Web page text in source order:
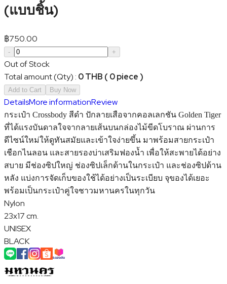
(แบบชิ้น)
฿750.00
- +
Out of Stock
Total amount (Qty) : 0 THB ( 0 piece )
Add to Cart Buy Now
DetailsMore informationReview
กระเป๋า Crossbody สีดำ ปักลายเสือจากคอลเลกชัน Golden Tiger
ที่ได้แรงบันดาลใจจากลายเส้นบนกล่องไม้ขีดโบราณ ผ่านการ
ดีไซน์ใหม่ให้ดูทันสมัยและเข้าใจง่ายขึ้น มาพร้อมสายกระเป๋า
เชือกไนลอน และสายรองบ่าเสริมฟองน้ำ เพื่อให้สะพายได้อย่าง
สบาย มีช่องซิปใหญ่ ช่องซิปเล็กด้านในกระเป๋า และช่องซิปด้าน
หลัง แบ่งการจัดเก็บของใช้ได้อย่างเป็นระเบียบ จุของได้เยอะ
พร้อมเป็นกระเป๋าคู่ใจชาวมหานครในทุกวัน
Nylon
23x17 cm.
UNISEX
BLACK